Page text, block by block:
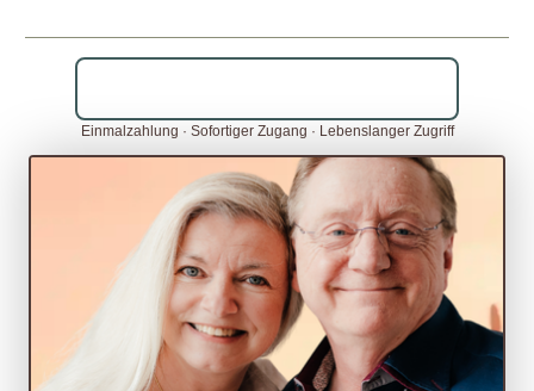
Einmalzahlung · Sofortiger Zugang · Lebenslanger Zugriff